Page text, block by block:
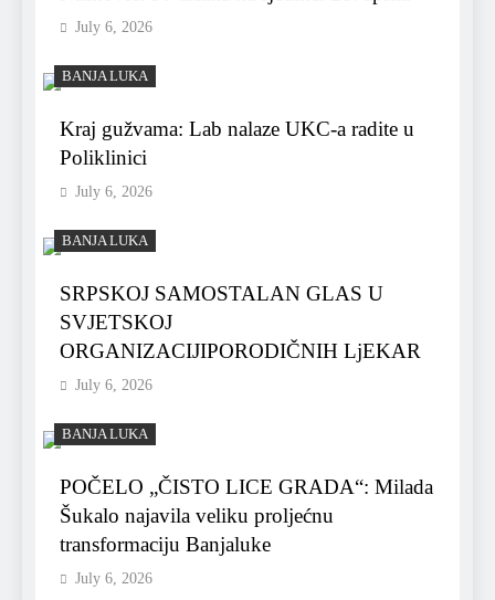
July 6, 2026
BANJA LUKA
Kraj gužvama: Lab nalaze UKC-a radite u
Poliklinici
July 6, 2026
BANJA LUKA
SRPSKOJ SAMOSTALAN GLAS U
SVJETSKOJ
ORGANIZACIJIPORODIČNIH LjEKAR
July 6, 2026
BANJA LUKA
POČELO „ČISTO LICE GRADA“: Milada
Šukalo najavila veliku proljećnu
transformaciju Banjaluke
July 6, 2026